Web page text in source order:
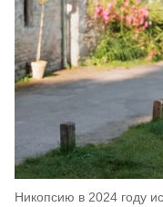
Никопсию в 2024 году